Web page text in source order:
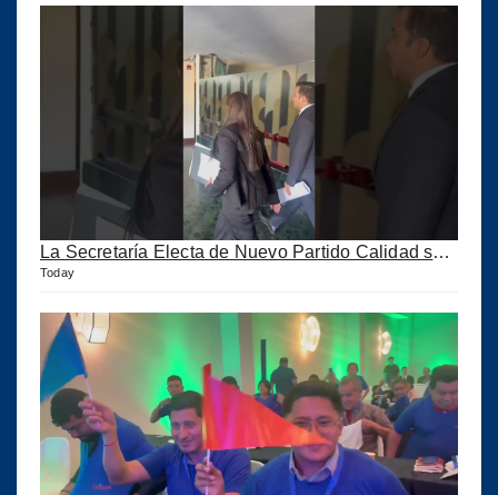
La Secretaría Electa de Nuevo Partido Calidad sale huyendo de la Prensa
Today